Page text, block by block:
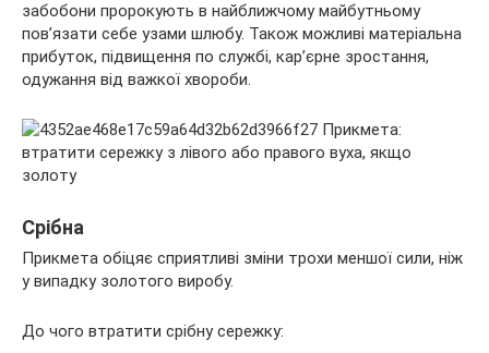
забобони пророкують в найближчому майбутньому
пов’язати себе узами шлюбу. Також можливі матеріальна
прибуток, підвищення по службі, кар’єрне зростання,
одужання від важкої хвороби.
Срібна
Прикмета обіцяє сприятливі зміни трохи меншої сили, ніж
у випадку золотого виробу.
До чого втратити срібну сережку: